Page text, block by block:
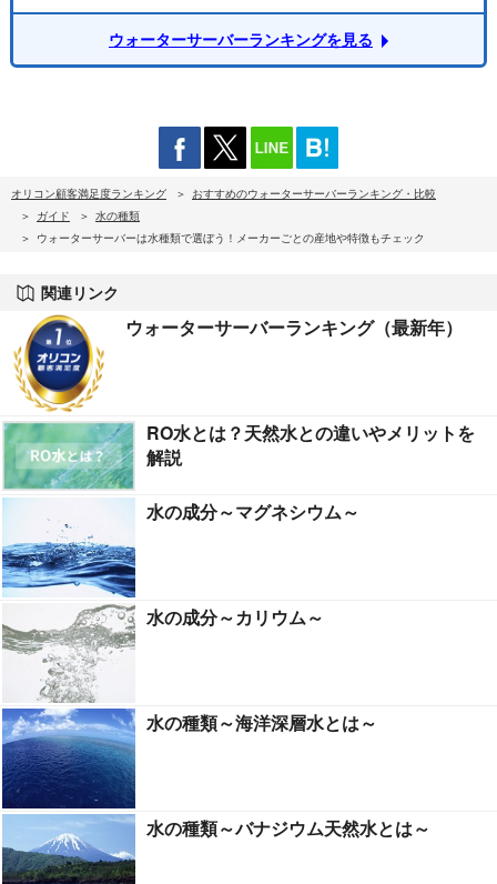
ウォーターサーバーランキングを見る
オリコン顧客満足度ランキング
おすすめのウォーターサーバーランキング・比較
ガイド
水の種類
ウォーターサーバーは水種類で選ぼう！メーカーごとの産地や特徴もチェック
関連リンク
ウォーターサーバーランキング（最新年）
RO水とは？天然水との違いやメリットを
解説
水の成分～マグネシウム～
水の成分～カリウム～
水の種類～海洋深層水とは～
水の種類～バナジウム天然水とは～